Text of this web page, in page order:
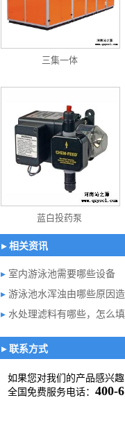
三集一体
蓝白投药泵
▸ 相关资讯
▸ 室内游泳池需要哪些设备
▸ 游泳池水浑浊由哪些原因
▸ 水处理滤料有哪些，怎么
▸ 联系方式
如果您对我们的产品感兴
全国免费服务电话： 400-